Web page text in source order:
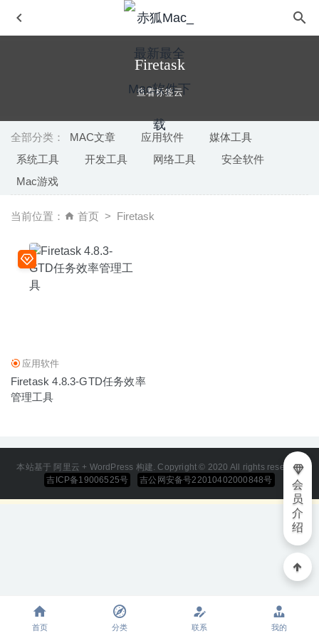
Firetask
查看标签云
全部分类： MAC文章 应用软件
媒体工具
系统工具
开发工具 网络工具
安全软件
Mac游戏
当前位置： 首页 Firetask
应用软件
Firetask 4.8.3-GTD任务效率
管理工具
本站基于 阿里云 + WordPress 构建. Copyright © 2020 All rights reserved
吉ICP备19006525号
吉公网安备号22010402000848号
会
员
介
绍
04-24
Cascadea 1.5.5 – 修改任意网站的外观样式
22
Blocs 6.3.3 中文版 – 强大的可视化网页设计工具
15
首页 分类 联系 我的